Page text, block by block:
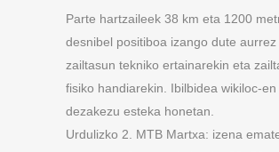
Parte hartzaileek 38 km eta 1200
desnibel positiboa izango dute aurrez
zailtasun tekniko ertainarekin eta
fisiko handiarekin. Ibilbidea wikiloc-en
dezakezu esteka honetan.
Urdulizko 2. MTB Martxa: izena